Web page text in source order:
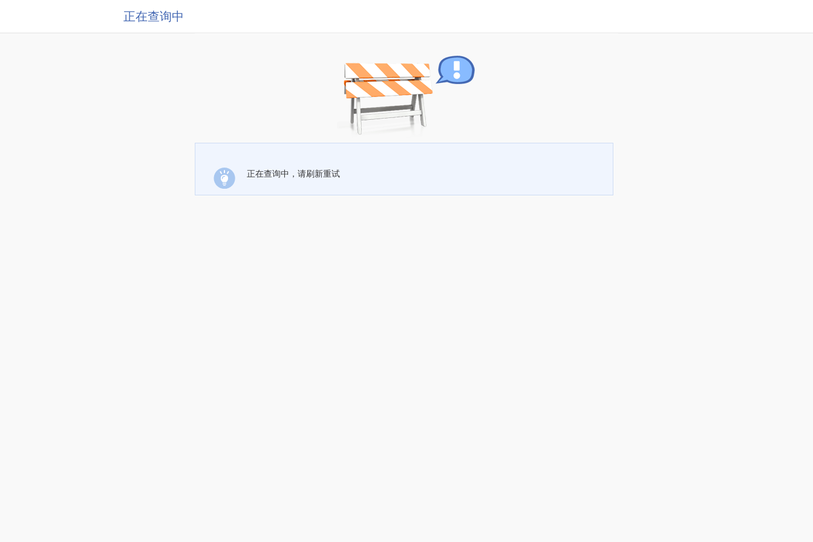
正在查询中
正在查询中，请刷新重试